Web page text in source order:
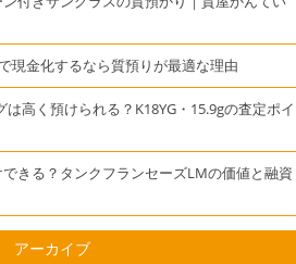
現金化するなら質預りが最適な理由
は高く預けられる？K18YG・15.9gの査定ポイ
きる？タンクフランセーズLMの価値と融資
アーカイブ